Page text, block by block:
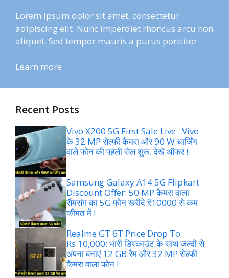
Lorem ipsum dolor sit amet, consectetur
adipiscing elit. Nunc imperdiet rhoncus arcu non
aliquet. Sed tempor mauris a purus porttitor
Learn more
Recent Posts
Vivo X200 5G First Sale Live : Vivo
के 32 MP सेल्फी कैमरा और 90 W चार्जिंग
वाले फोन की पहली सेल शुरू, देखें ऑफर !
Samsung Galaxy A14 5G Flipkart
Discount Offer: 50 MP कैमरा वाला
सैमसंग का 5G फोन खरीदे ₹10000 से कम
कीमत में !
Realme GT 6T Price Drop To
Rs.10,000: भारी डिस्काउंट के साथ जल्दी से
अपना बनाएं 12 GB रैम और 32 MP सेल्फी
कैमरा वाला फोन !